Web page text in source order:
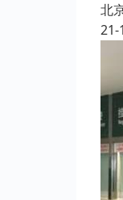
北
21-